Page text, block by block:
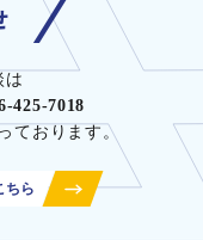
は
425-7018
ております。
ちら